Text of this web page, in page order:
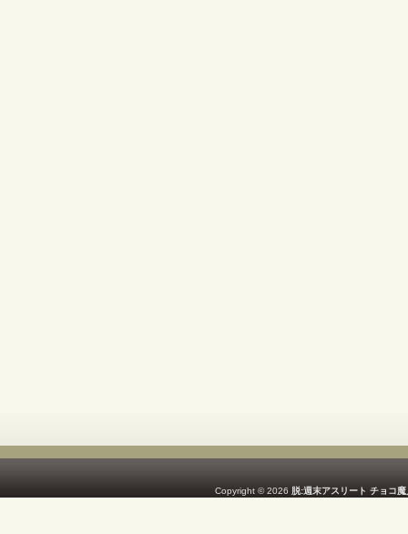
Copyright © 2026 脱:週末アスリート チョコ魔